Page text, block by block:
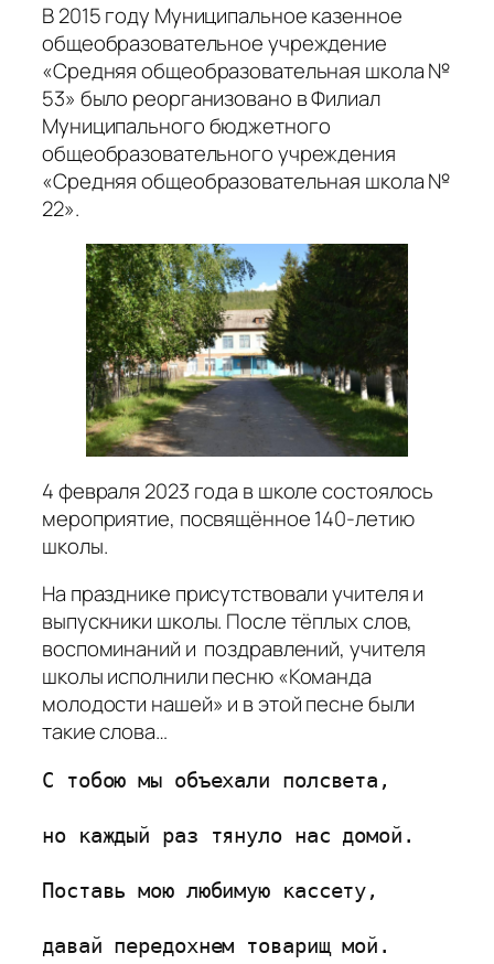
В 2015 году Муниципальное казенное
общеобразовательное учреждение
«Средняя общеобразовательная школа №
53» было реорганизовано в Филиал
Муниципального бюджетного
общеобразовательного учреждения
«Средняя общеобразовательная школа №
22».
4 февраля 2023 года в школе состоялось
мероприятие, посвящённое 140-летию
школы.
На празднике присутствовали учителя и
выпускники школы. После тёплых слов,
воспоминаний и поздравлений, учителя
школы исполнили песню «Команда
молодости нашей» и в этой песне были
такие слова…
С тобою мы объехали полсвета,
но каждый раз тянуло нас домой.
Поставь мою любимую кассету,
давай передохнем товарищ мой.